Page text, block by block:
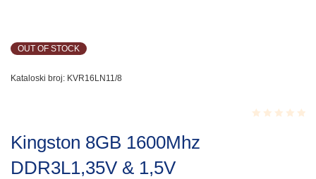
OUT OF STOCK
Kataloski broj: KVR16LN11/8
Kingston 8GB 1600Mhz
DDR3L1,35V & 1,5V